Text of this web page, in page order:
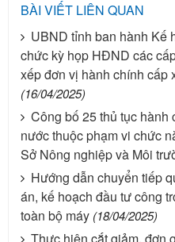
BÀI VIẾT LIÊN QUAN
UBND tỉnh ban hành Kế
chức kỳ họp HĐND các
xếp đơn vị hành chính cấp
(16/04/2025)
Công bố 25 thủ tục
nước thuộc phạm vi chức
Sở Nông nghiệp và Môi
Hướng dẫn chuyển tiếp
án, kế hoạch đầu tư công
toàn bộ máy (18/04/2025)